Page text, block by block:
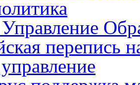
перепись